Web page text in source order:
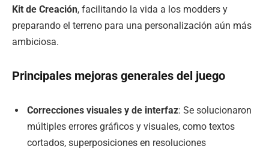
Kit de Creación, facilitando la vida a los modders y
preparando el terreno para una personalización aún más
ambiciosa.
Principales mejoras generales del juego
Correcciones visuales y de interfaz: Se solucionaron
múltiples errores gráficos y visuales, como textos
cortados, superposiciones en resoluciones